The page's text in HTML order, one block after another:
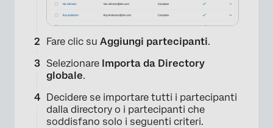
Fare clic su Aggiungi partecipanti.
Selezionare Importa da Directory
globale.
Decidere se importare tutti i partecipanti
dalla directory o i partecipanti che
soddisfano solo i seguenti criteri.